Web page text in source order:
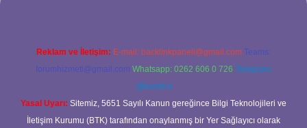
Reklam ve İletişim: E-mail: backlinkpaneli@gmail.com Teams:
forumhizmeti@gmail.com Whatsapp: 0262 606 0 726 Telegram:
@karabul
Yasal Uyarı: Sitemiz, 5651 Sayılı Kanun gereğince Bilgi Teknolojileri ve
İletişim Kurumu (BTK) tarafından onaylanmış bir Yer Sağlayıcı olarak